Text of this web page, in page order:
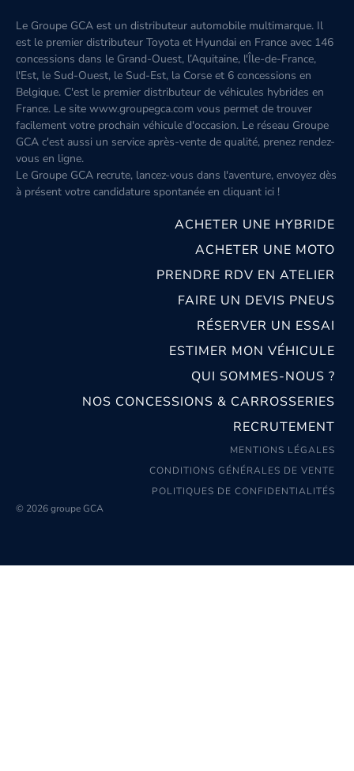
Le Groupe GCA est un distributeur automobile multimarque. Il
est le premier distributeur Toyota et Hyundai en France avec 146
concessions dans le Grand-Ouest, l’Aquitaine, l'Île-de-France,
l'Est, le Sud-Ouest, le Sud-Est, la Corse et 6 concessions en
Belgique. C'est le premier distributeur de véhicules hybrides en
France. Le site www.groupegca.com vous permet de trouver
facilement votre prochain véhicule d'occasion. Le réseau Groupe
GCA c'est aussi un service après-vente de qualité, prenez rendez-
vous en ligne.
Le Groupe GCA recrute, lancez-vous dans l'aventure, envoyez dès
à présent votre candidature spontanée en cliquant ici !
ACHETER UNE HYBRIDE
ACHETER UNE MOTO
PRENDRE RDV EN ATELIER
FAIRE UN DEVIS PNEUS
RÉSERVER UN ESSAI
ESTIMER MON VÉHICULE
QUI SOMMES-NOUS ?
NOS CONCESSIONS & CARROSSERIES
RECRUTEMENT
MENTIONS LÉGALES
CONDITIONS GÉNÉRALES DE VENTE
POLITIQUES DE CONFIDENTIALITÉS
© 2026 groupe GCA